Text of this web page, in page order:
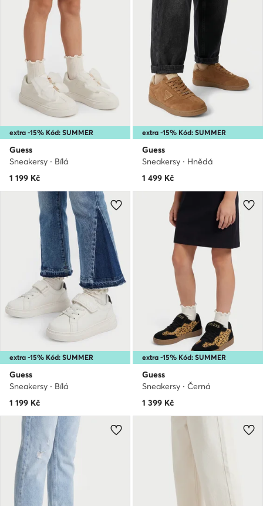
extra -15% Kód: SUMMER
Guess
Sneakersy · Bílá
1 199 Kč
extra -15% Kód: SUMMER
Guess
Sneakersy · Hnědá
1 499 Kč
extra -15% Kód: SUMMER
Guess
Sneakersy · Bílá
1 199 Kč
extra -15% Kód: SUMMER
Guess
Sneakersy · Černá
1 399 Kč